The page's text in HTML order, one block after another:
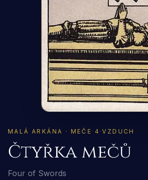
MALÁ ARKÁNA · MEČE · 4 ·VZDUCH
Čtyřka mečů
Four of Swords